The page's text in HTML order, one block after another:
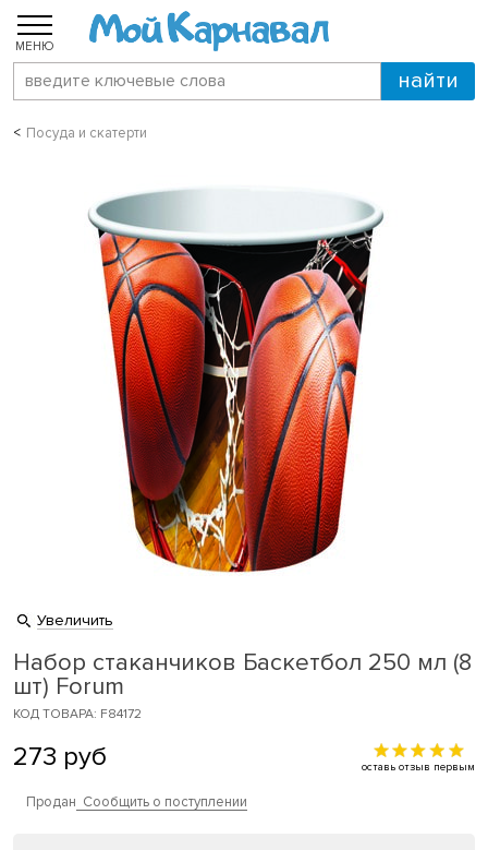
МЕНЮ
Посуда и скатерти
Увеличить
Набор стаканчиков Баскетбол 250 мл (8
шт) Forum
КОД ТОВАРА: F84172
273 руб оставь отзыв первым
Продан Сообщить о поступлении